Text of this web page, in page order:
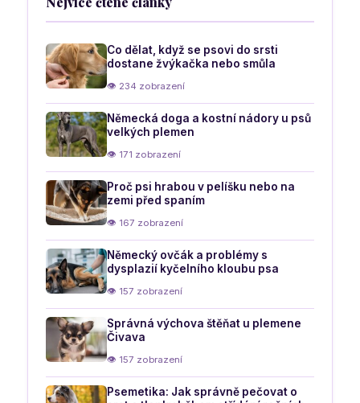
Co dělat, když se psovi do srsti
dostane žvýkačka nebo smůla
👁 234 zobrazení
Německá doga a kostní nádory u psů
velkých plemen
👁 171 zobrazení
Proč psi hrabou v pelíšku nebo na
zemi před spaním
👁 167 zobrazení
Německý ovčák a problémy s
dysplazií kyčelního kloubu psa
👁 157 zobrazení
Správná výchova štěňat u plemene
Čivava
👁 157 zobrazení
Psemetika: Jak správně pečovat o